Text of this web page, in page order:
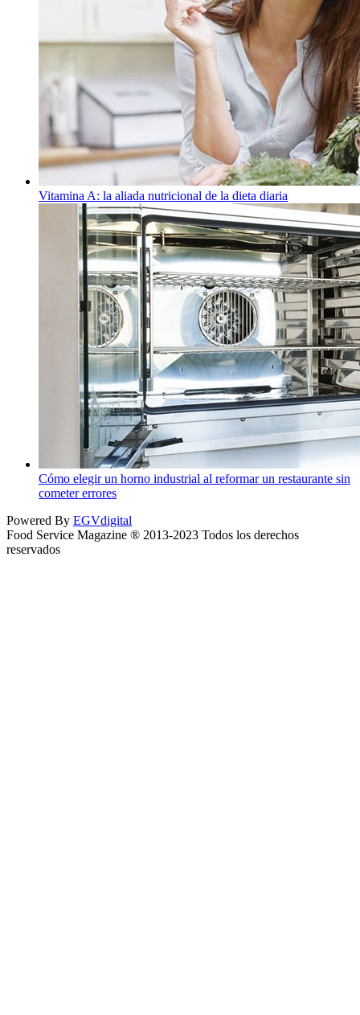
Vitamina A: la aliada nutricional de la dieta diaria
Cómo elegir un horno industrial al reformar un restaurante sin
cometer errores
Powered By EGVdigital
Food Service Magazine ® 2013-2023 Todos los derechos
reservados